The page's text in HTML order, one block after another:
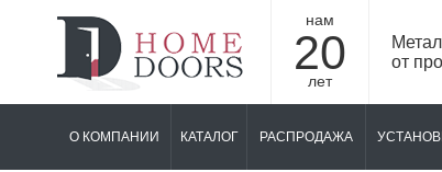
нам
20
лет
от
О КОМПАНИИ КАТАЛОГ РАСПРОДАЖА